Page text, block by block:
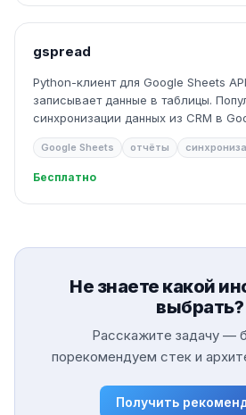
gspread
Python-клиент для Google Sheets
записывает данные в таблицы.
синхронизации данных из CRM в
Google Sheets отчёты
Бесплатно
Не знаете какой
выбрать?
Расскажите задачу —
порекомендуем стек и
Получить